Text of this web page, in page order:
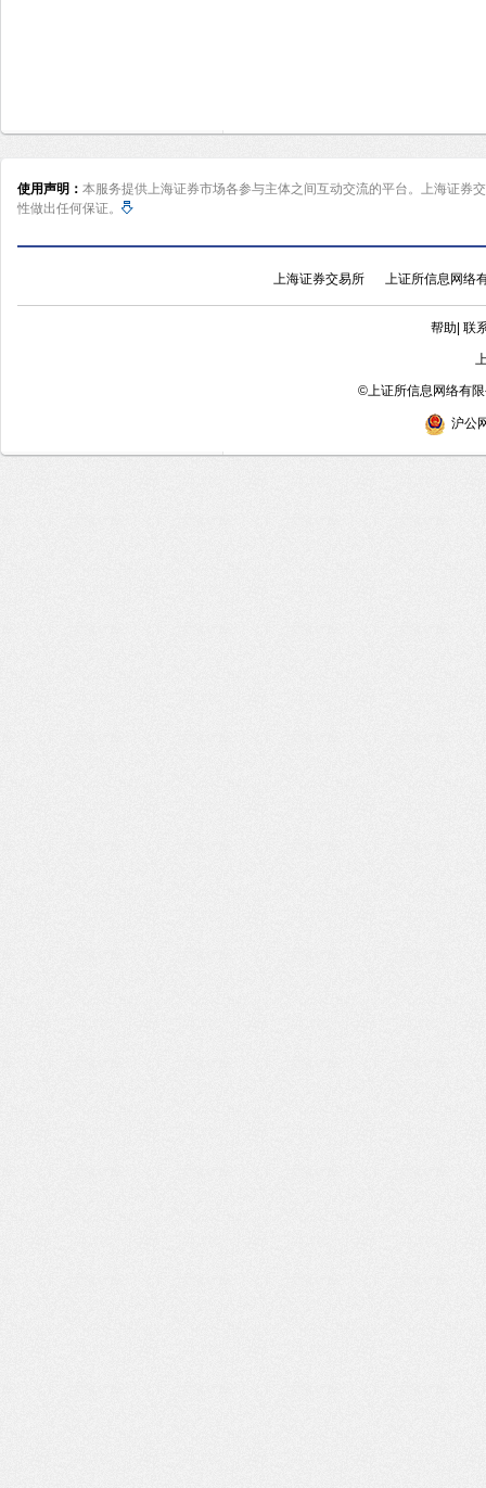
使用声明： 本服务提供上海证券市场各参与主体之间互动交流的平台。上海证券
性做出任何保证。
上海证券交易所 上证所信息网络
帮助| 联
©上证所信息网络有
沪公